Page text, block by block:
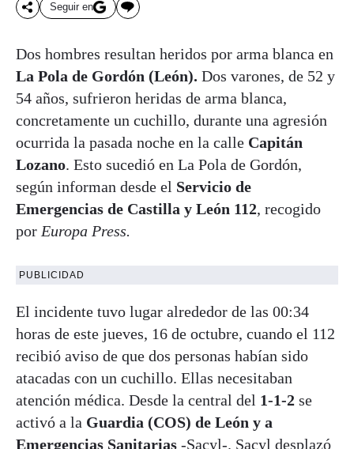
Seguir en
Dos hombres resultan heridos por arma blanca en
La Pola de Gordón (León). Dos varones, de 52 y
54 años, sufrieron heridas de arma blanca,
concretamente un cuchillo, durante una agresión
ocurrida la pasada noche en la calle Capitán
Lozano. Esto sucedió en La Pola de Gordón,
según informan desde el Servicio de
Emergencias de Castilla y León 112, recogido
por Europa Press.
PUBLICIDAD
El incidente tuvo lugar alrededor de las 00:34
horas de este jueves, 16 de octubre, cuando el 112
recibió aviso de que dos personas habían sido
atacadas con un cuchillo. Ellas necesitaban
atención médica. Desde la central del 1-1-2 se
activó a la Guardia (COS) de León y a
Emergencias Sanitarias -Sacyl-. Sacyl desplazó